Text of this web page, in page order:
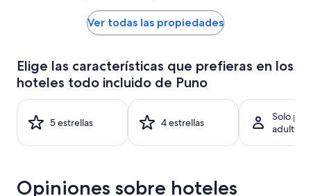
d
w
o
r
n
d
las
últimas
24
horas,
con
base
una
1
Ver todas las propiedades
Elige las características que prefieras en los
hoteles todo incluido de Puno
5 estrellas 4 estrellas
Solo
adultos
Opiniones sobre hoteles